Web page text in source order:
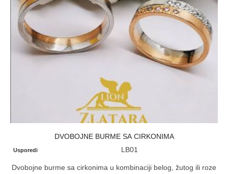
DVOBOJNE BURME SA CIRKONIMA
Usporedi LB01
Dvobojne burme sa cirkonima u kombinaciji belog, žutog ili roze